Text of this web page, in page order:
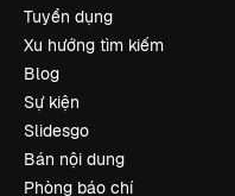
Tuyển dụng
Xu hướng tìm kiếm
Blog
Sự kiện
Slidesgo
Bán nội dung
Phòng báo chí